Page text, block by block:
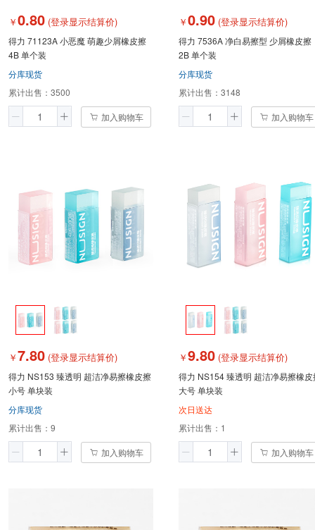
￥0.80 (登录显示结算价)
得力 71123A 小恶魔 萌趣少屑橡皮擦
4B 单个装
分库现货
累计出售： 3500
加入购物车
￥0.90 (登录显示结算价)
得力 7536A 净白易擦型 少屑橡皮擦
2B 单个装
分库现货
累计出售： 3148
加入购物车
￥7.80 (登录显示结算价)
得力 NS153 臻透明 超洁净易擦橡皮擦
小号 单块装
分库现货
累计出售： 9
加入购物车
￥9.80 (登录显示结算价)
得力 NS154 臻透明 超洁净易擦橡皮
大号 单块装
次日送达
累计出售： 1
加入购物车